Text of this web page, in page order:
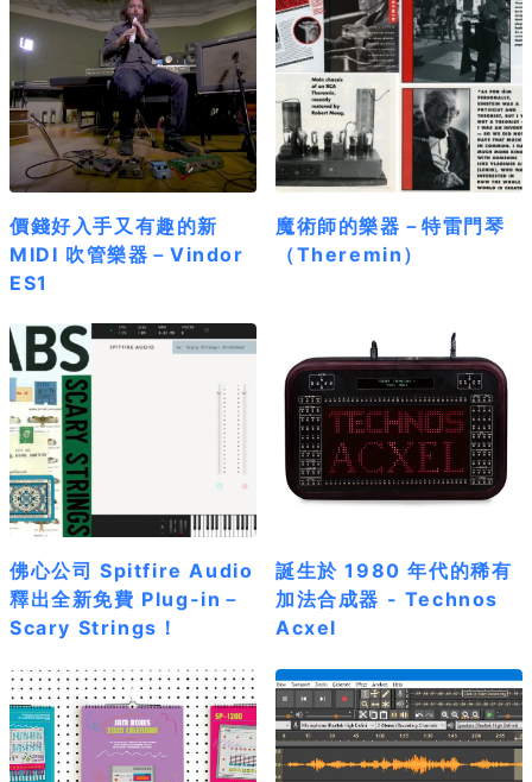
價錢好入手又有趣的新
MIDI 吹管樂器－Vindor
ES1
魔術師的樂器－特雷門琴
（Theremin）
佛心公司 Spitfire Audio
釋出全新免費 Plug-in－
Scary Strings！
誕生於 1980 年代的稀有
加法合成器 - Technos
Acxel